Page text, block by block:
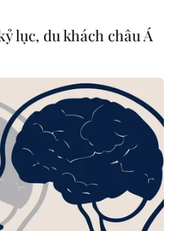
lục, du khách châu Á